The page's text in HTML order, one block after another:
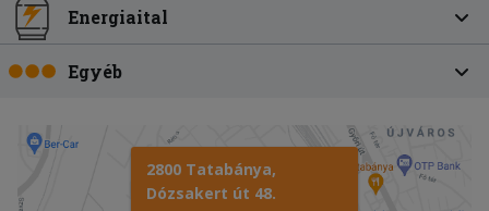
Energiaital
Egyéb
2800 Tatabánya,
Dózsakert út 48.